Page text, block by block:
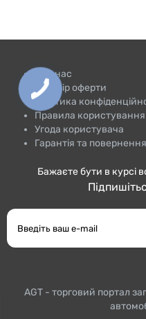
Про нас
Договір оферти
Політика
Правила
Угода користувача
Гарантія та повернення
Бажаєте бути в курсі
AGT - торговий портал